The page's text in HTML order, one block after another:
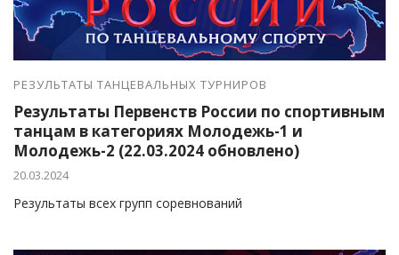
РЕЗУЛЬТАТЫ ТАНЦЕВАЛЬНЫХ ТУРНИРОВ
Результаты Первенств России по спортивным
танцам в категориях Молодежь-1 и
Молодежь-2 (22.03.2024 обновлено)
20.03.2024
Результаты всех групп соревнований